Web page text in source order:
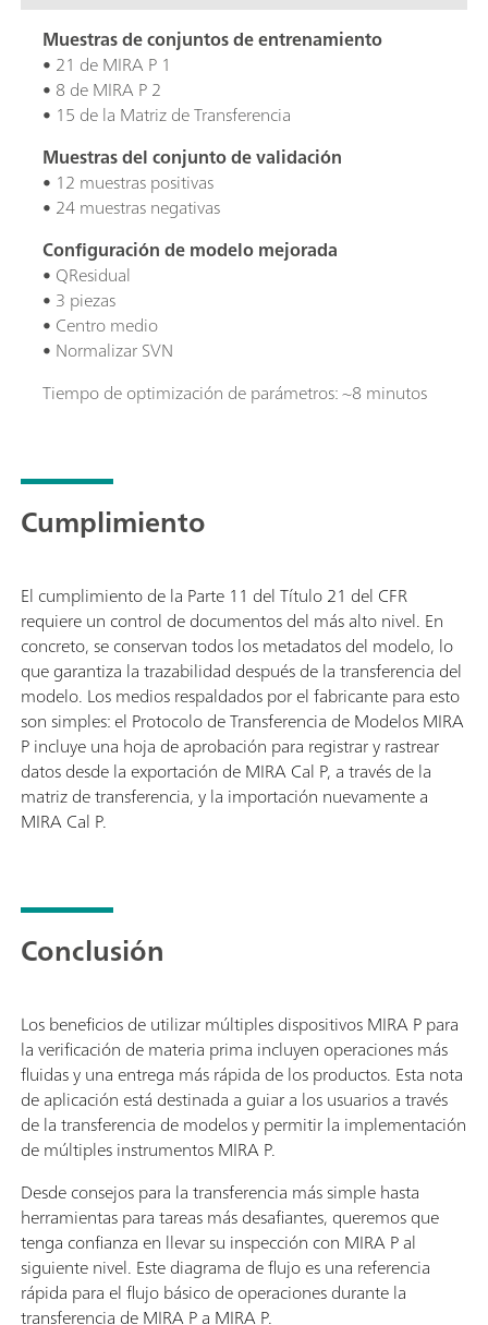
Muestras de conjuntos de entrenamiento
• 21 de MIRA P 1
• 8 de MIRA P 2
• 15 de la Matriz de Transferencia
Muestras del conjunto de validación
• 12 muestras positivas
• 24 muestras negativas
Configuración de modelo mejorada
• QResidual
• 3 piezas
• Centro medio
• Normalizar SVN
Tiempo de optimización de parámetros: ~8 minutos
Cumplimiento
El cumplimiento de la Parte 11 del Título 21 del CFR
requiere un control de documentos del más alto nivel. En
concreto, se conservan todos los metadatos del modelo, lo
que garantiza la trazabilidad después de la transferencia del
modelo. Los medios respaldados por el fabricante para esto
son simples: el Protocolo de Transferencia de Modelos MIRA
P incluye una hoja de aprobación para registrar y rastrear
datos desde la exportación de MIRA Cal P, a través de la
matriz de transferencia, y la importación nuevamente a
MIRA Cal P.
Conclusión
Los beneficios de utilizar múltiples dispositivos MIRA P para
la verificación de materia prima incluyen operaciones más
fluidas y una entrega más rápida de los productos. Esta nota
de aplicación está destinada a guiar a los usuarios a través
de la transferencia de modelos y permitir la implementación
de múltiples instrumentos MIRA P.
Desde consejos para la transferencia más simple hasta
herramientas para tareas más desafiantes, queremos que
tenga confianza en llevar su inspección con MIRA P al
siguiente nivel. Este diagrama de flujo es una referencia
rápida para el flujo básico de operaciones durante la
transferencia de MIRA P a MIRA P.